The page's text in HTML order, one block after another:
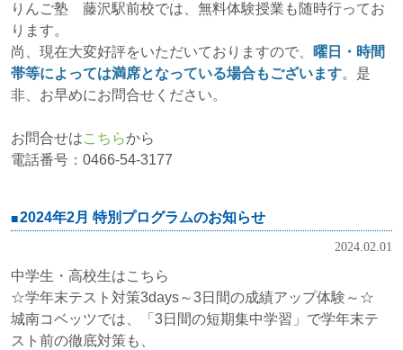
りんご塾 藤沢駅前校では、無料体験授業も随時行ってお
ります。
尚、現在大変好評をいただいておりますので、
曜日・時間
帯等によっては満席となっている場合もございます。是
非、お早めにお問合せください。
お問合せはこちらから
電話番号：0466-54-3177
2024年2月 特別プログラムのお知らせ
2024.02.01
中学生・高校生はこちら
☆学年末テスト対策3days～3日間の成績アップ体験～☆
城南コベッツでは、「3日間の短期集中学習」で学年末テ
スト前の徹底対策も、